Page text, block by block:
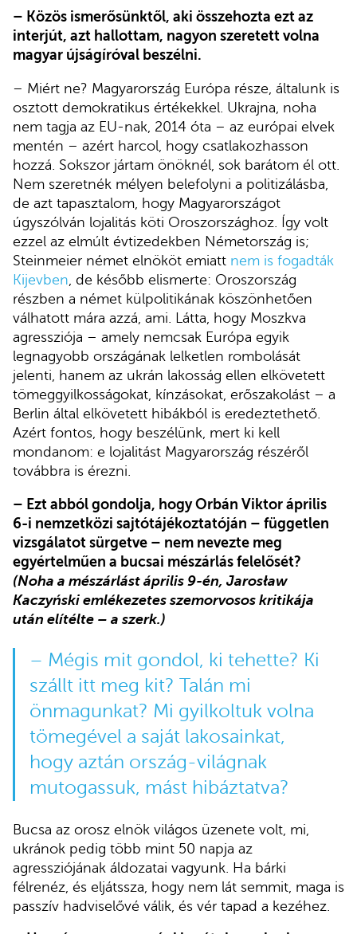
– Közös ismerősünktől, aki összehozta ezt az
interjút, azt hallottam, nagyon szeretett volna
magyar újságíróval beszélni.
– Miért ne? Magyarország Európa része, általunk is
osztott demokratikus értékekkel. Ukrajna, noha
nem tagja az EU-nak, 2014 óta – az európai elvek
mentén – azért harcol, hogy csatlakozhasson
hozzá. Sokszor jártam önöknél, sok barátom él ott.
Nem szeretnék mélyen belefolyni a politizálásba,
de azt tapasztalom, hogy Magyarországot
úgyszólván lojalitás köti Oroszországhoz. Így volt
ezzel az elmúlt évtizedekben Németország is;
Steinmeier német elnököt emiatt nem is fogadták
Kijevben, de később elismerte: Oroszország
részben a német külpolitikának köszönhetően
válhatott mára azzá, ami. Látta, hogy Moszkva
agressziója – amely nemcsak Európa egyik
legnagyobb országának lelketlen rombolását
jelenti, hanem az ukrán lakosság ellen elkövetett
tömeggyilkosságokat, kínzásokat, erőszakolást – a
Berlin által elkövetett hibákból is eredeztethető.
Azért fontos, hogy beszélünk, mert ki kell
mondanom: e lojalitást Magyarország részéről
továbbra is érezni.
– Ezt abból gondolja, hogy Orbán Viktor április
6-i nemzetközi sajtótájékoztatóján – független
vizsgálatot sürgetve – nem nevezte meg
egyértelműen a bucsai mészárlás felelősét?
(Noha a mészárlást április 9-én, Jarosław
Kaczyński emlékezetes szemorvosos kritikája
után elítélte – a szerk.)
– Mégis mit gondol, ki tehette? Ki
szállt itt meg kit? Talán mi
önmagunkat? Mi gyilkoltuk volna
tömegével a saját lakosainkat,
hogy aztán ország-világnak
mutogassuk, mást hibáztatva?
Bucsa az orosz elnök világos üzenete volt, mi,
ukránok pedig több mint 50 napja az
agressziójának áldozatai vagyunk. Ha bárki
félrenéz, és eljátssza, hogy nem lát semmit, maga is
passzív hadviselővé válik, és vér tapad a kezéhez.